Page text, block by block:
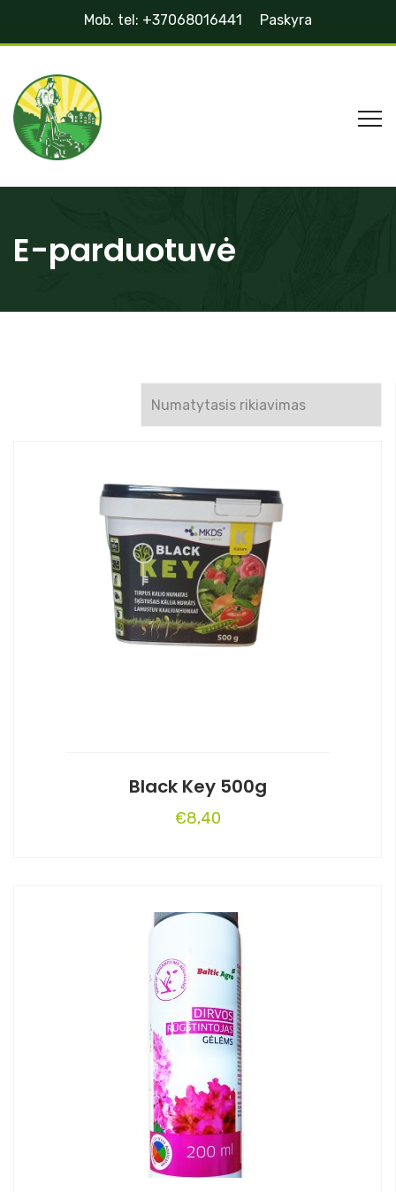
Mob. tel: +37068016441 Paskyra
E-parduotuvė
Black Key 500g
€8,40